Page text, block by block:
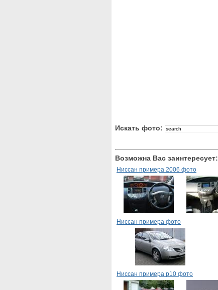
Искать фото:
Возможна Вас заинтересует:
Ниссан примера 2006 фото
Ниссан примера фото
Ниссан примера р10 фото